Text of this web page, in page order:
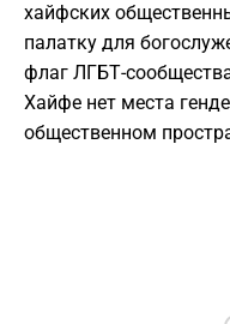
хайфских
палатку для
флаг ЛГБТ-
Хайфе нет места
общественном